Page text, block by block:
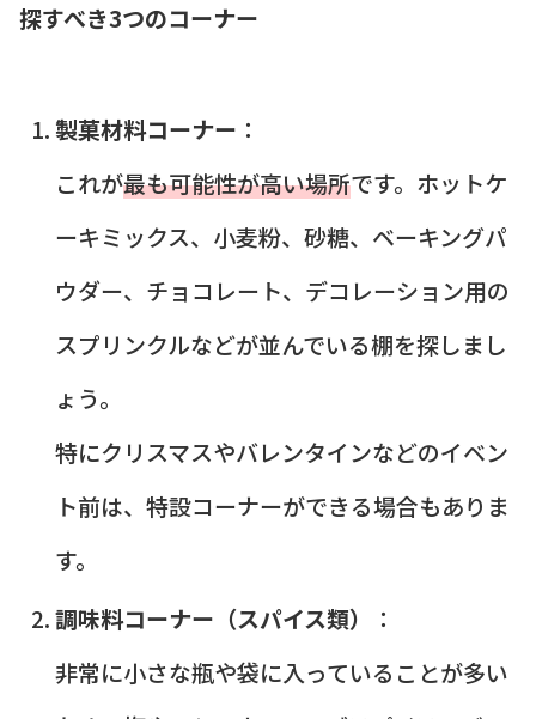
探すべき3つのコーナー
製菓材料コーナー ：
これが最も可能性が高い場所です。ホットケ
ーキミックス、小麦粉、砂糖、ベーキングパ
ウダー、チョコレート、デコレーション用の
スプリンクルなどが並んでいる棚を探しまし
ょう。
特にクリスマスやバレンタインなどのイベン
ト前は、特設コーナーができる場合もありま
す。
調味料コーナー（スパイス類）
：
非常に小さな瓶や袋に入っていることが多い